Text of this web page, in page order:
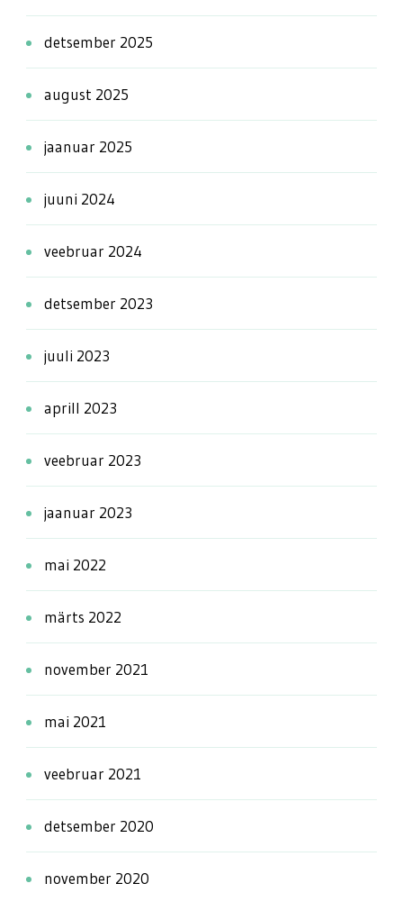
detsember 2025
august 2025
jaanuar 2025
juuni 2024
veebruar 2024
detsember 2023
juuli 2023
aprill 2023
veebruar 2023
jaanuar 2023
mai 2022
märts 2022
november 2021
mai 2021
veebruar 2021
detsember 2020
november 2020